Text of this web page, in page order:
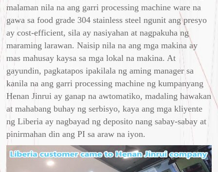
malaman nila na ang garri processing machine ware na
gawa sa food grade 304 stainless steel ngunit ang presyo
ay cost-efficient, sila ay nasiyahan at nagpakuha ng
maraming larawan. Naisip nila na ang mga makina ay
mas mahusay kaysa sa mga lokal na makina. At
gayundin, pagkatapos ipakilala ng aming manager sa
kanila na ang garri processing machine ng kumpanyang
Henan Jinrui ay ganap na awtomatiko, madaling hawakan
at mahabang buhay ng serbisyo, kaya ang mga kliyente
ng Liberia ay nagbayad ng deposito nang sabay-sabay at
pinirmahan din ang PI sa araw na iyon.